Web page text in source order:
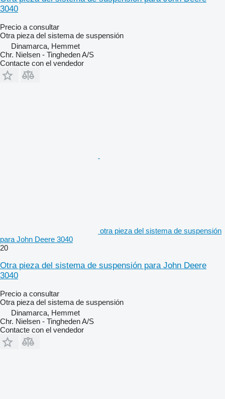
3040
Precio a consultar
Otra pieza del sistema de suspensión
Dinamarca, Hemmet
Chr. Nielsen - Tingheden A/S
Contacte con el vendedor
otra pieza del sistema de suspensión
para John Deere 3040
20
Otra pieza del sistema de suspensión para John Deere
3040
Precio a consultar
Otra pieza del sistema de suspensión
Dinamarca, Hemmet
Chr. Nielsen - Tingheden A/S
Contacte con el vendedor